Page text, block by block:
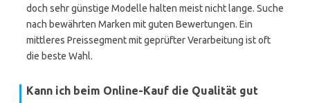
doch sehr günstige Modelle halten meist nicht lange. Suche
nach bewährten Marken mit guten Bewertungen. Ein
mittleres Preissegment mit geprüfter Verarbeitung ist oft
die beste Wahl.
Kann ich beim Online-Kauf die Qualität gut